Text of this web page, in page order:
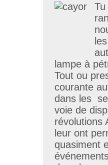
lampe à
Tout ou
courante
dans les
voie de
révolutions
leur ont
quasiment